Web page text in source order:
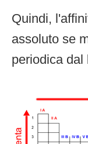
Quindi,
assoluto se
periodica dal